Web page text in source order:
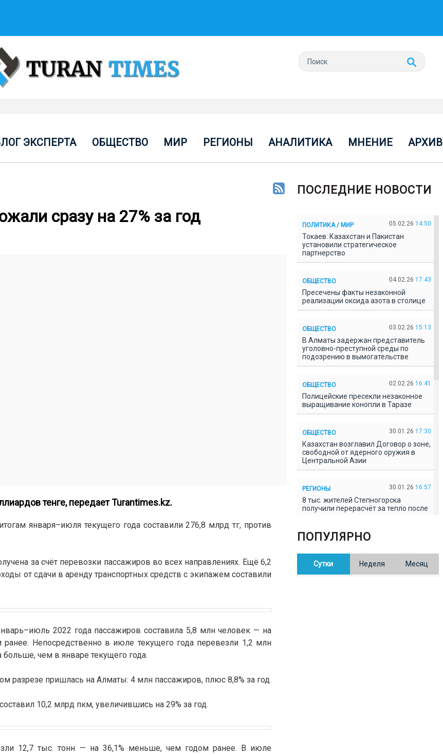
ЭКСПЕРТА ОБЩЕСТВО МИР РЕГИОНЫ АНАЛИТИКА МНЕНИЕ АРХИВ
сразу на 27% за год
тенге, передаетTurantimes.kz.
января–июля текущего года составили 276,8 млрд тг, против
за счёт перевозки пассажиров во всех направлениях. Ещё 6,2
от сдачи в аренду транспортных средств с экипажем составили
2022 года пассажиров составила 5,8 млн человек — на
Непосредственно в июле текущего года перевезли 1,2 млн
чем в январе текущего года.
разрезе пришлась на Алматы: 4 млн пассажиров, плюс 8,8% за год.
10,2 млрд пкм, увеличившись на 29% за год.
12,7 тыс. тонн — на 36,1% меньше, чем годом ранее. В июле
ПОСЛЕДНИЕ НОВОСТИ
ПОЛИТИКА / МИР 05.02.26 14:50
Токаев: Казахстан и Пакистан
установили стратегическое
партнерство
ОБЩЕСТВО 04.02.26 17:43
Пресечены факты незаконной
реализации оксида азота в столице
ОБЩЕСТВО 03.02.26 15:13
В Алматы задержан представитель
уголовно-преступной среды по
подозрению в вымогательстве
ОБЩЕСТВО 02.02.26 16:41
Полицейские пресекли незаконное
выращивание конопли в Таразе
ОБЩЕСТВО 30.01.26 17:30
Казахстан возглавил Договор о зоне,
свободной от ядерного оружия в
Центральной Азии
РЕГИОНЫ 30.01.26 16:57
8 тыс. жителей Степногорска
получили перерасчёт за тепло после
В Казахстане готовят новую
редакцию Конституции: меняется
ПОПУЛЯРНО
Сутки Неделя Месяц